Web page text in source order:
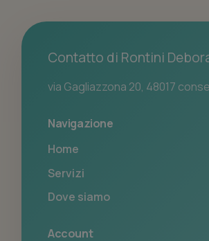
Contatto di Rontini
via Gagliazzona 20, 48017
Navigazione
Home
Servizi
Dove siamo
Account